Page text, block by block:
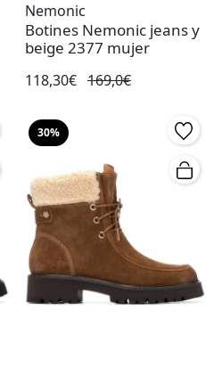
Nemonic
Botines Nemonic jeans y
beige 2377 mujer
118,30€ 169,0€
30%